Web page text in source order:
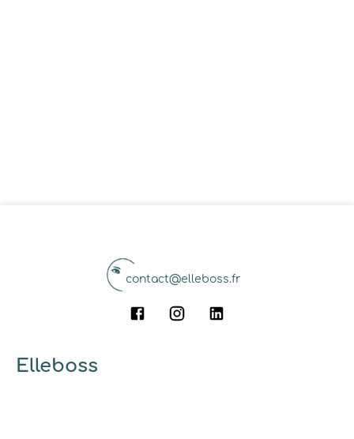
contact@elleboss.fr
Elleboss